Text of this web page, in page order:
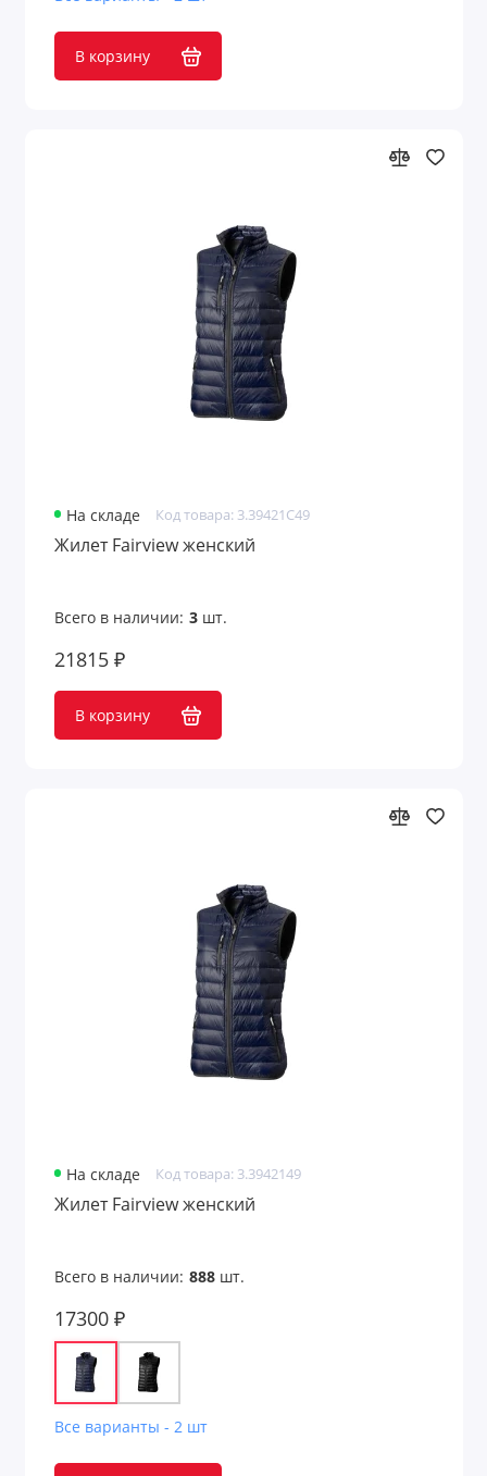
В корзину
На складе Код товара: 3.39421C49
Жилет Fairview женский
Всего в наличии: 3шт.
21815 ₽
В корзину
На складе Код товара: 3.3942149
Жилет Fairview женский
Всего в наличии: 888шт.
17300 ₽
Все варианты - 2 шт